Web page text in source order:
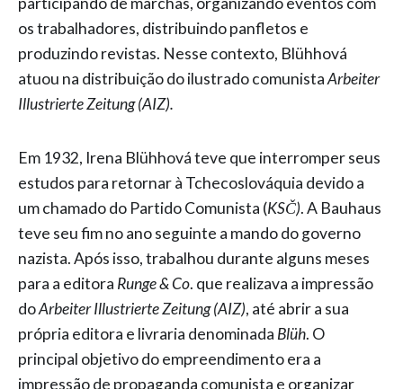
os trabalhadores, distribuindo panfletos e
produzindo revistas. Nesse contexto, Blühhová
atuou na distribuição do ilustrado comunistaArbeiter
Illustrierte Zeitung (AIZ).
Em 1932, Irena Blühhová teve que interromper seus
estudos para retornar à Tchecoslováquia devido a
um chamado do Partido Comunista (KSČ). A Bauhaus
teve seu fim no ano seguinte a mando do governo
nazista. Após isso, trabalhou durante alguns meses
para a editora Runge & Co. que realizava a impressão
doArbeiter Illustrierte Zeitung (AIZ), até abrir a sua
própria editora e livraria denominada Blüh. O
principal objetivo do empreendimento era a
impressão de propaganda comunista e organizar